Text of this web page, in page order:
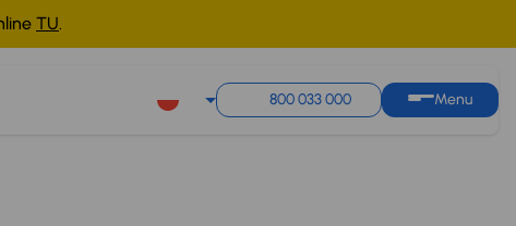
TU.
800 033 000 Menu